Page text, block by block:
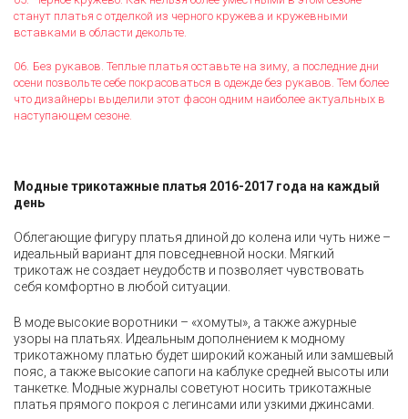
станут платья с отделкой из черного кружева и кружевными
вставками в области декольте.
Без рукавов. Теплые платья оставьте на зиму, а последние дни
осени позвольте себе покрасоваться в одежде без рукавов. Тем более
что дизайнеры выделили этот фасон одним наиболее актуальных в
наступающем сезоне.
Модные трикотажные платья 2016-2017 года на каждый
день
Облегающие фигуру платья длиной до колена или чуть ниже –
идеальный вариант для повседневной носки. Мягкий
трикотаж не создает неудобств и позволяет чувствовать
себя комфортно в любой ситуации.
В моде высокие воротники – «хомуты», а также ажурные
узоры на платьях. Идеальным дополнением к модному
трикотажному платью будет широкий кожаный или замшевый
пояс, а также высокие сапоги на каблуке средней высоты или
танкетке. Модные журналы советуют носить трикотажные
платья прямого покроя с легинсами или узкими джинсами.